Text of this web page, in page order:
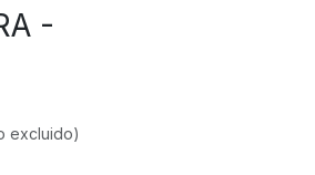
-
excluido)